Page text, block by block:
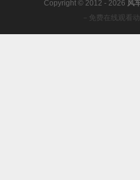
Copyright © 2012 - 2026 风
－免费在线观看